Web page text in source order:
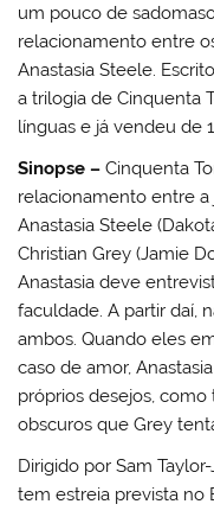
um pouco de
relacionamento entre
Anastasia Steele.
a trilogia de Cinquenta
línguas e já vendeu de
Sinopse – Cinquenta
relacionamento entre
Anastasia Steele
Christian Grey (Jamie
Anastasia deve
faculdade. A partir daí,
ambos. Quando eles
caso de amor,
próprios desejos,
obscuros que Grey
Dirigido por Sam
tem estreia prevista no